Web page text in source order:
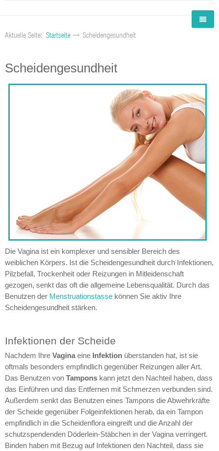
Aktuelle Seite: Startseite Scheidengesundheit
Scheidengesundheit
Die Vagina ist ein komplexer und sensibler Bereich des
weiblichen Körpers. Ist die Scheidengesundheit durch Infektionen,
Pilzbefall, Trockenheit oder Reizungen in Mitleidenschaft
gezogen, senkt das oft die allgemeine Lebensqualität. Durch das
Benutzen der Menstruationstasse können Sie aktiv Ihre
Scheidengesundheit stärken.
Infektionen der Scheide
Nachdem Ihre Vagina eine Infektion überstanden hat, ist sie
oftmals besonders empfindlich gegenüber Reizungen aller Art.
Das Benutzen von Tampons kann jetzt den Nachteil haben, dass
das Einführen und das Entfernen mit Schmerzen verbunden sind.
Außerdem senkt das Benutzen eines Tampons die Abwehrkräfte
der Scheide gegenüber Folgeinfektionen herab, da ein Tampon
empfindlich in die Scheidenflora eingreift und die Anzahl der
schutzspendenden Döderlein-Stäbchen in der Vagina verringert.
Binden haben mit Bezug auf Infektionen den Nachteil, dass sie